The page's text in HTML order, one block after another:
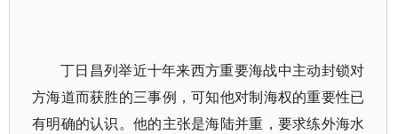
丁日昌列举近十年来西方重要海战中主动封锁对
方海道而获胜的三事例，可知他对制海权的重要性已
有明确的认识。他的主张是海陆并重，要求练外海水